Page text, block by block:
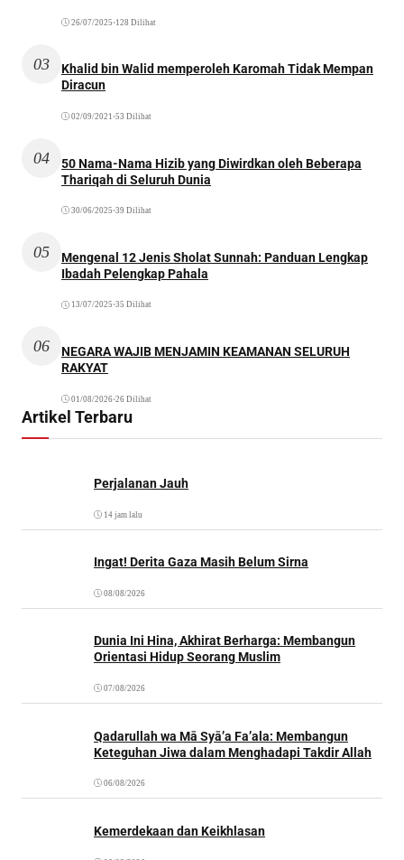
26/07/2025 •128 Dilihat
03
Khalid bin Walid memperoleh Karomah Tidak Mempan
Diracun
02/09/2021 •53 Dilihat
04
50 Nama-Nama Hizib yang Diwirdkan oleh Beberapa
Thariqah di Seluruh Dunia
30/06/2025 •39 Dilihat
05
Mengenal 12 Jenis Sholat Sunnah: Panduan Lengkap
Ibadah Pelengkap Pahala
13/07/2025 •35 Dilihat
06
NEGARA WAJIB MENJAMIN KEAMANAN SELURUH
RAKYAT
01/08/2026•26 Dilihat
Artikel Terbaru
Perjalanan Jauh
14 jam lalu
Ingat! Derita Gaza Masih Belum Sirna
08/08/2026
Dunia Ini Hina, Akhirat Berharga: Membangun
Orientasi Hidup Seorang Muslim
07/08/2026
Qadarullah wa Mā Syā’a Fa’ala: Membangun
Keteguhan Jiwa dalam Menghadapi Takdir Allah
06/08/2026
Kemerdekaan dan Keikhlasan